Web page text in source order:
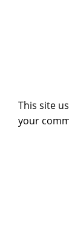
This site
your